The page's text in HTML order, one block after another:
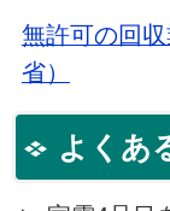
無許可の回
省）
よくあ